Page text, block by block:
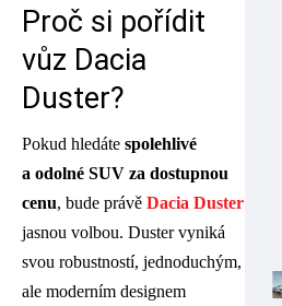
Proč si pořídit
vůz Dacia
Duster?
Pokud hledáte spolehlivé
a odolné SUV za dostupnou
cenu, bude právě Dacia Duster
jasnou volbou. Duster vyniká
svou robustností, jednoduchým,
ale moderním designem